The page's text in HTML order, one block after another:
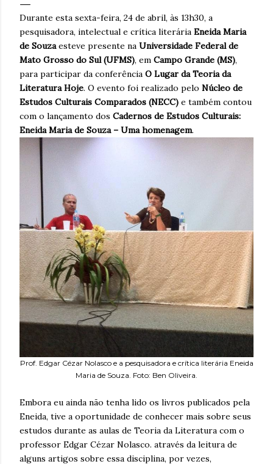
Pelo contrário, que criava mais problemas. Um ano
acreditando em si mesmo e confiando no processo. Um
ano sem fumar cigarro. Um ano. *Ben Oliveira é escritor,
formado em jornalismo . Autor do...
Durante esta sexta-feira, 24 de abril, às 13h30, a
pesquisadora, intelectual e crítica literária Eneida Maria
de Souzaesteve presente na Universidade Federal de
Mato Grosso do Sul (UFMS), em Campo Grande (MS),
para participar da conferência O Lugar da Teoria da
Literatura Hoje. O evento foi realizado pelo Núcleo de
Estudos Culturais Comparados (NECC) e também contou
com o lançamento dos Cadernos de Estudos Culturais:
Eneida Maria de Souza – Uma homenagem.
Prof. Edgar Cézar Nolasco e a pesquisadora e crítica literária Eneida
Maria de Souza. Foto: Ben Oliveira.
Embora eu ainda não tenha lido os livros publicados pela
Eneida, tive a oportunidade de conhecer mais sobre seus
estudos durante as aulas de Teoria da Literatura com o
professor Edgar Cézar Nolasco. através da leitura de
alguns artigos sobre essa disciplina, por vezes,